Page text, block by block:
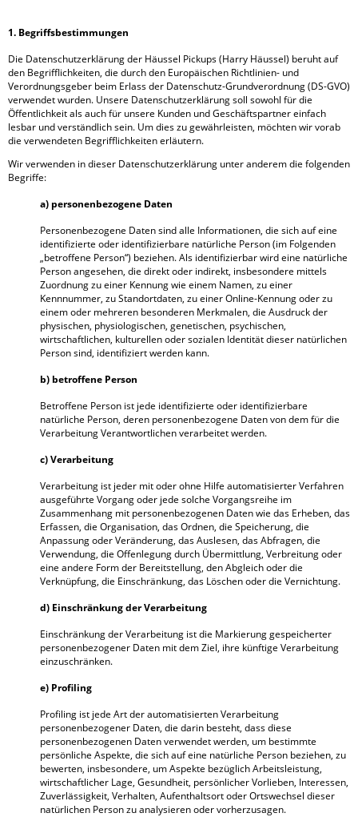
1. Begriffsbestimmungen
Die Datenschutzerklärung der Häussel Pickups (Harry Häussel) beruht auf
den Begrifflichkeiten, die durch den Europäischen Richtlinien- und
Verordnungsgeber beim Erlass der Datenschutz-Grundverordnung (DS-GVO)
verwendet wurden. Unsere Datenschutzerklärung soll sowohl für die
Öffentlichkeit als auch für unsere Kunden und Geschäftspartner einfach
lesbar und verständlich sein. Um dies zu gewährleisten, möchten wir vorab
die verwendeten Begrifflichkeiten erläutern.
Wir verwenden in dieser Datenschutzerklärung unter anderem die folgenden
Begriffe:
a) personenbezogene Daten
Personenbezogene Daten sind alle Informationen, die sich auf eine
identifizierte oder identifizierbare natürliche Person (im Folgenden
„betroffene Person“) beziehen. Als identifizierbar wird eine natürliche
Person angesehen, die direkt oder indirekt, insbesondere mittels
Zuordnung zu einer Kennung wie einem Namen, zu einer
Kennnummer, zu Standortdaten, zu einer Online-Kennung oder zu
einem oder mehreren besonderen Merkmalen, die Ausdruck der
physischen, physiologischen, genetischen, psychischen,
wirtschaftlichen, kulturellen oder sozialen Identität dieser natürlichen
Person sind, identifiziert werden kann.
b) betroffene Person
Betroffene Person ist jede identifizierte oder identifizierbare
natürliche Person, deren personenbezogene Daten von dem für die
Verarbeitung Verantwortlichen verarbeitet werden.
c) Verarbeitung
Verarbeitung ist jeder mit oder ohne Hilfe automatisierter Verfahren
ausgeführte Vorgang oder jede solche Vorgangsreihe im
Zusammenhang mit personenbezogenen Daten wie das Erheben, das
Erfassen, die Organisation, das Ordnen, die Speicherung, die
Anpassung oder Veränderung, das Auslesen, das Abfragen, die
Verwendung, die Offenlegung durch Übermittlung, Verbreitung oder
eine andere Form der Bereitstellung, den Abgleich oder die
Verknüpfung, die Einschränkung, das Löschen oder die Vernichtung.
d) Einschränkung der Verarbeitung
Einschränkung der Verarbeitung ist die Markierung gespeicherter
personenbezogener Daten mit dem Ziel, ihre künftige Verarbeitung
einzuschränken.
e) Profiling
Profiling ist jede Art der automatisierten Verarbeitung
personenbezogener Daten, die darin besteht, dass diese
personenbezogenen Daten verwendet werden, um bestimmte
persönliche Aspekte, die sich auf eine natürliche Person beziehen, zu
bewerten, insbesondere, um Aspekte bezüglich Arbeitsleistung,
wirtschaftlicher Lage, Gesundheit, persönlicher Vorlieben, Interessen,
Zuverlässigkeit, Verhalten, Aufenthaltsort oder Ortswechsel dieser
natürlichen Person zu analysieren oder vorherzusagen.